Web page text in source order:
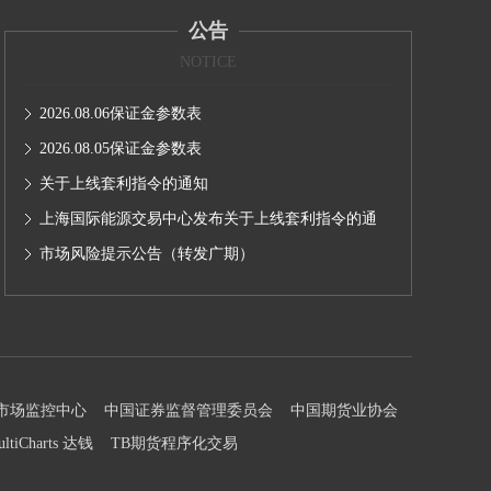
公告
NOTICE
2026.08.06保证金参数表
2026.08.05保证金参数表
关于上线套利指令的通知
上海国际能源交易中心发布关于上线套利指令的通
知
市场风险提示公告（转发广期）
场监控中心 中国证券监督管理委员会
中国期货业协会
达钱 TB期货程序化交易